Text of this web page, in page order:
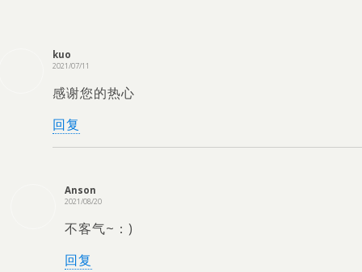
kuo
2021/07/11
感谢您的热心
回复
Anson
2021/08/20
不客气~：)
回复